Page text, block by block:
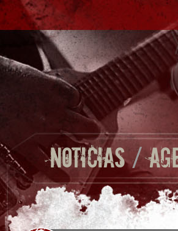
NOTICIAS/